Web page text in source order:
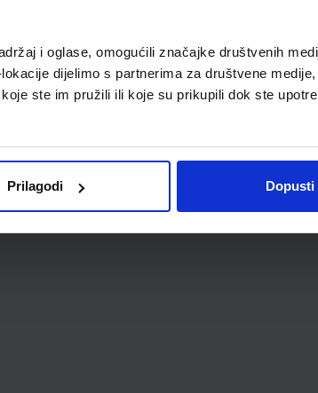
i oglase, omogućili značajke društvenih
dijelimo s partnerima za društvene
ste im pružili ili koje su prikupili dok ste
Prilagodi Dopusti